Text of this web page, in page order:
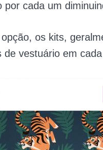
por cada um
os kits,
de vestuário em